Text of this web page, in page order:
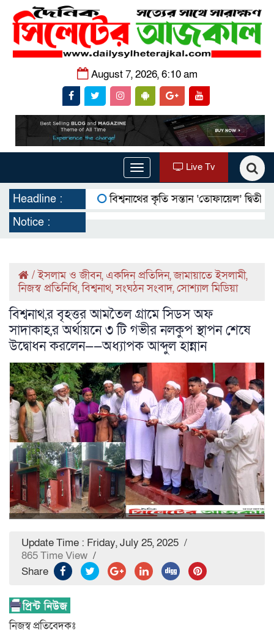
August 7, 2026, 6:10 am
Toggle
navigation
Live Tv
Headline :
বিশ্বনাথের কৃতি সন্তান ‘তোফায়েল’ দ্বিতীয়
Notice :
/ইসলাম ও জীবন, একদিন প্রতিদিন,জামায়াতে ইসলামী,
নিজস্ব প্রতিনিধি,বিশ্বনাথ,সংঘঠন সংবাদ,সোশ্যাল মিডিয়া
বিশ্বনাথ,র বৃহত্তর আমতৈল গ্রামে সিডস অফ
সাদাকাহ,র অর্থায়নে ৩ টি গভীর নলকুপ স্থাপন শেষে
উদ্বোধন করলেন——অধ্যাপক আব্দুল হান্নান
Update Time : Friday, July 25, 2025 /
865 Time View /
Share
নিজস্ব প্রতিবেদকঃ